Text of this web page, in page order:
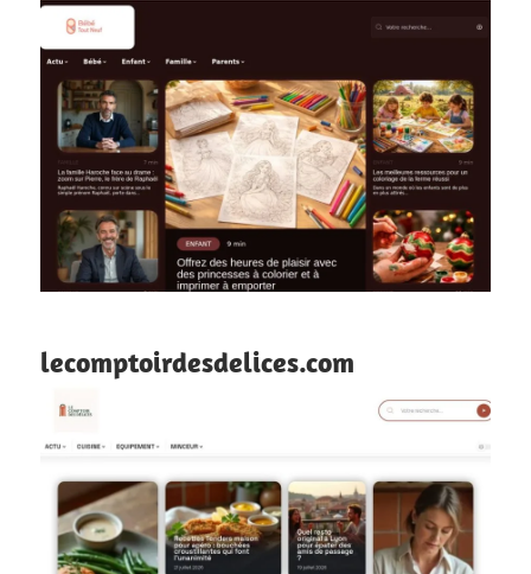
lecomptoirdesdelices.com